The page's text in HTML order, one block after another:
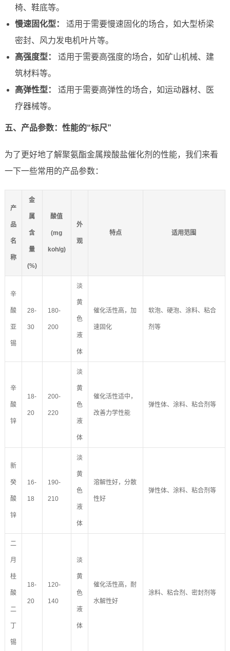
椅、鞋底等。
慢速固化型：
适用于需要慢速固化的场合，如大型桥梁
密封、风力发电机叶片等。
高强度型：
适用于需要高强度的场合，如矿山机械、建
筑材料等。
高弹性型：
适用于需要高弹性的场合，如运动器材、医
疗器械等。
五、产品参数：性能的“标尺”
为了更好地了解聚氨酯金属羧酸盐催化剂的性能，我们来看
一下一些常用的产品参数：
产
品
名
称
金
属
含
量
(%)
酸值
(mg
koh/g)
外
观
特点 适用范围
辛
酸
亚
锡
28-
30
180-
200
淡
黄
色
液
体
催化活性高，加
速固化
软泡、硬泡、涂料、粘合
剂等
辛
酸
锌
18-
20
200-
220
淡
黄
色
液
体
催化活性适中，
改善力学性能
弹性体、涂料、粘合剂等
新
癸
酸
锌
16-
18
190-
210
淡
黄
色
液
体
溶解性好，分散
性好
弹性体、涂料、粘合剂等
二
月
桂
酸
二
锡
18-
20
120-
140
淡
黄
色
液
体
催化活性高，耐
水解性好
涂料、粘合剂、密封剂等